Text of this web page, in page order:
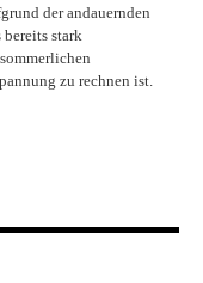
der andauernden
stark
zu rechnen ist.